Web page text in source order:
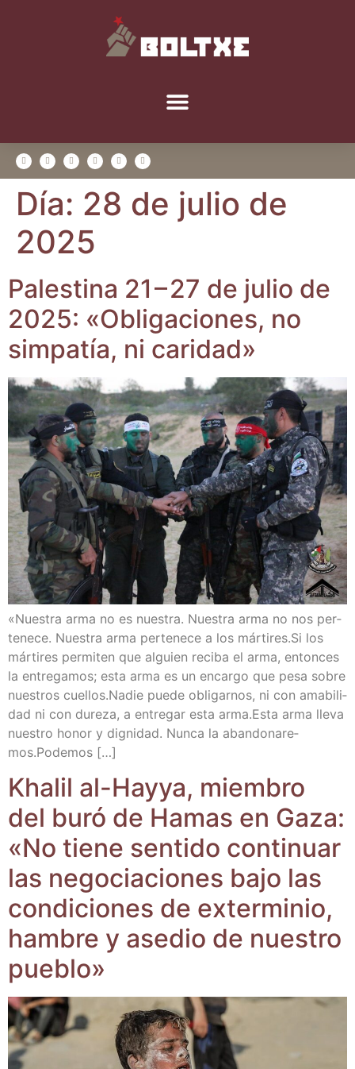
Día: 28 de julio de
2025
Pales­ti­na 21 – 27 de julio de
2025: «Obli­ga­cio­nes, no
sim­pa­tía, ni caridad»
«Nues­tra arma no es nues­tra. Nues­tra arma no nos per­
te­ne­ce. Nues­tra arma per­te­ne­ce a los már­ti­res.Si los
már­ti­res per­mi­ten que alguien reci­ba el arma, enton­ces
la entre­ga­mos; esta arma es un encar­go que pesa sobre
nues­tros cue­llos.Nadie pue­de obli­gar­nos, ni con ama­bi­li­
dad ni con dure­za, a entre­gar esta arma.Esta arma lle­va
nues­tro honor y dig­ni­dad. Nun­ca la aban­do­na­re­
mos.Pode­mos […]
Kha­lil al-Hay­ya, miem­bro
del buró de Hamas en Gaza:
«No tie­ne sen­ti­do con­ti­nuar
las nego­cia­cio­nes bajo las
con­di­cio­nes de exter­mi­nio,
ham­bre y ase­dio de nues­tro
pueblo»